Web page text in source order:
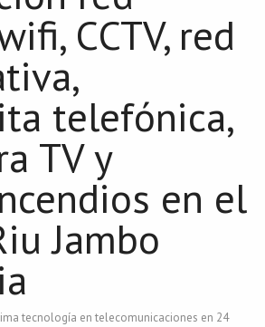
CCTV, red
telefónica,
TV y
en el
Jambo
tecnología en telecomunicaciones en 24